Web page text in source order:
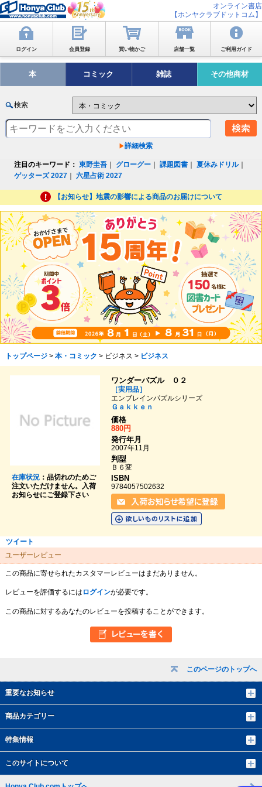
オンライン書店
【ホンヤクラブドットコム】
ログイン 会員登録 買い物かご 店舗一覧 ご利用ガイド
本 コミック 雑誌 その他商材
検索
詳細検索
注目のキーワード： 東野圭吾 グローグー ｜課題図書 ｜夏休みドリル｜
ゲッターズ 2027 ｜六星占術 2027
【お知らせ】地震の影響による商品のお届けについて
このページのトップへ
重要なお知らせ
商品カテゴリー
特集情報
このサイトについて
トップページ> 本・コミック > ビジネス > ビジネス
在庫状況：品切れのためご
注文いただけません。入荷
お知らせにご登録下さい
ワンダーパズル ０２
［実用品］
エンブレインパズルシリーズ
Ｇａｋｋｅｎ
価格
880円
発行年月
2007年11月
判型
Ｂ６変
ISBN
9784057502632
ツイート
ユーザーレビュー
この商品に寄せられたカスタマーレビューはまだありません。
レビューを評価するには ログインが必要です。
この商品に対するあなたのレビューを投稿することができます。